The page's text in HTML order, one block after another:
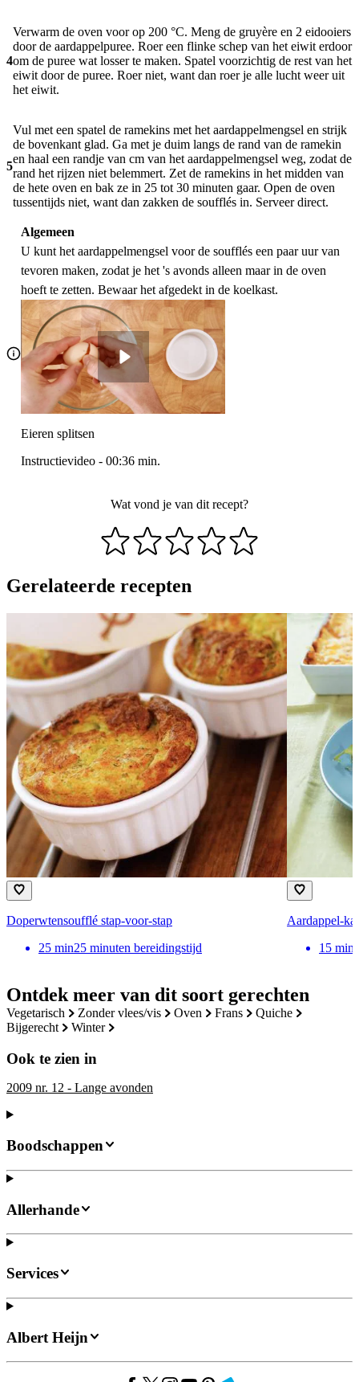
Ontdek meer van dit soort gerechten
vegetarisch zonder vlees/vis oven frans
quiche
bijgerecht
winter
Ook te zien in
2009 nr. 12 - Lange avonden
4
Verwarm de oven voor op 200 °C. Meng de gruyère en 2 eidooiers
door de aardappelpuree. Roer een flinke schep van het eiwit erdoor
om de puree wat losser te maken. Spatel voorzichtig de rest van het
eiwit door de puree. Roer niet, want dan roer je alle lucht weer uit
het eiwit.
5
Vul met een spatel de ramekins met het aardappelmengsel en strijk
de bovenkant glad. Ga met je duim langs de rand van de ramekin
en haal een randje van cm van het aardappelmengsel weg, zodat de
rand het rijzen niet belemmert. Zet de ramekins in het midden van
de hete oven en bak ze in 25 tot 30 minuten gaar. Open de oven
tussentijds niet, want dan zakken de soufflés in. Serveer direct.
Algemeen
U kunt het aardappelmengsel voor de soufflés een paar uur van
tevoren maken, zodat je het 's avonds alleen maar in de oven
hoeft te zetten. Bewaar het afgedekt in de koelkast.
Eieren splitsen
Instructievideo - 00:36 min.
Wat vond je van dit recept?
Gerelateerde recepten
Doperwtensoufflé stap-voor-stap
25 min25 minuten bereidingstijd
Aardappel-
15 min
Boodschappen
Allerhande
Services
Albert Heijn